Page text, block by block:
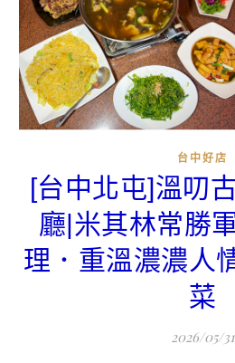
台中好店
[台中北屯]溫叨
廳|米其林常勝
理．重溫濃濃人
菜
2026/05/31